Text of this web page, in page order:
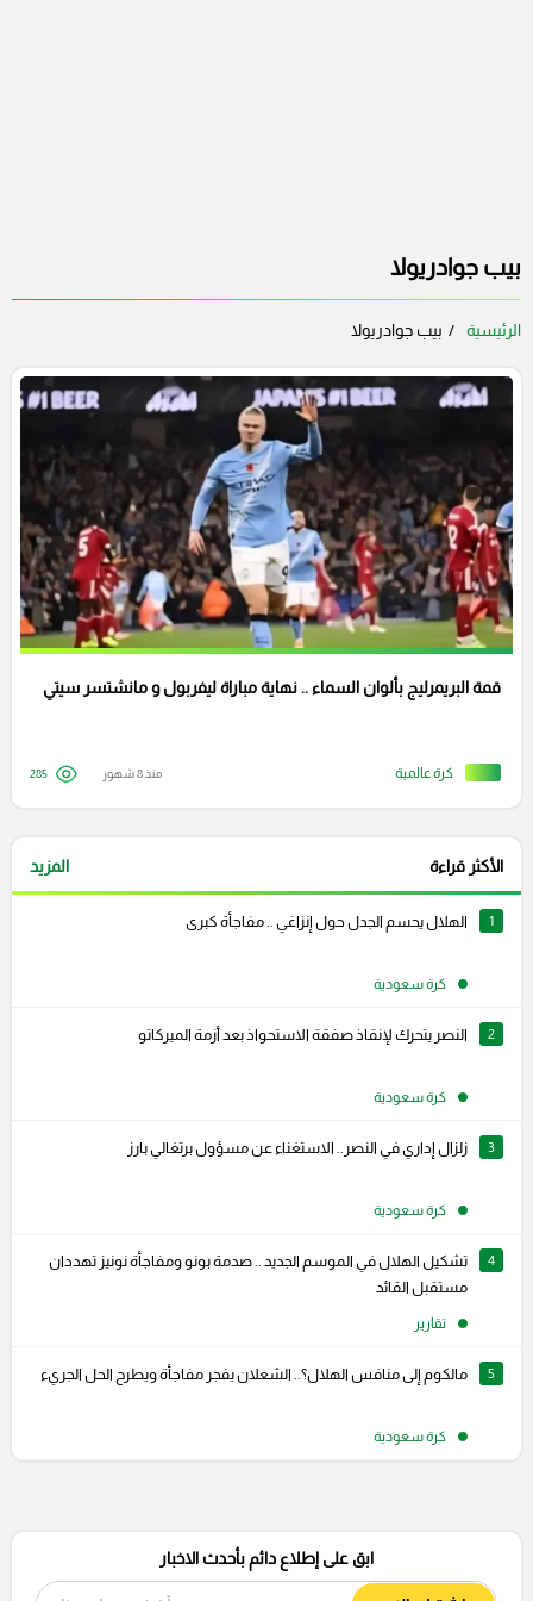
بيب جوادريولا
الرئيسية بيب جوادريولا
كرة عالمية
قمة البريمرليج بألوان السماء .. نهاية مباراة ليفربول و مانشتسر سيتي
منذ 8 شهور 285
الأكثر قراءة المزيد
1 الهلال يحسم الجدل حول إنزاغي .. مفاجأة كبرى
كرة سعودية
2 النصر يتحرك لإنقاذ صفقة الاستحواذ بعد أزمة الميركاتو
كرة سعودية
3 زلزال إداري في النصر.. الاستغناء عن مسؤول برتغالي بارز
كرة سعودية
4
تشكيل الهلال في الموسم الجديد .. صدمة بونو ومفاجأة نونيز تهددان
مستقبل القائد
تقارير
5 مالكوم إلى منافس الهلال؟.. الشعلان يفجر مفاجأة ويطرح الحل الجريء
كرة سعودية
ابق على إطلاع دائم بأحدث الاخبار